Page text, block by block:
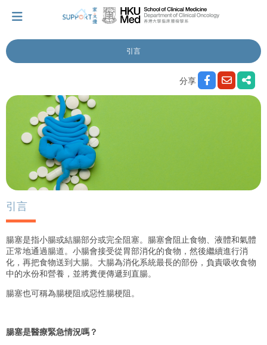
讓我們與你並肩而行。
擁抱每刻，留住這愛。
輕鬆一下，充下電啦！
小貼士‧「家」資源
引言
分享
引言
腸塞是指小腸或結腸部分或完全阻塞。腸塞會阻止食物、液體和氣體
正常地通過腸道。小腸會接受從胃部消化的食物，然後繼續進行消
化，再把食物送到大腸。大腸為消化系統最長的部份，負責吸收食物
中的水份和營養，並將糞便傳遞到直腸。
腸塞也可稱為腸梗阻或惡性腸梗阻。
腸塞是醫療緊急情況嗎？